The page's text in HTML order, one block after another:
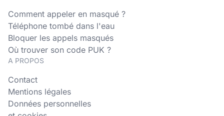
Comment appeler en masqué ?
Téléphone tombé dans l'eau
Bloquer les appels masqués
Où trouver son code PUK ?
A PROPOS
Contact
Mentions légales
Données personnelles